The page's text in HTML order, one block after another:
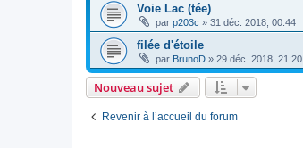
Voie Lac (tée)
par p203c » 31 déc. 2018, 00:44
filée d'étoile
par BrunoD » 29 déc. 2018, 21:20
Nouveau sujet
Revenir à l’accueil du forum